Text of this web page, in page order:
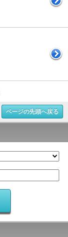
ページの先頭へ戻る